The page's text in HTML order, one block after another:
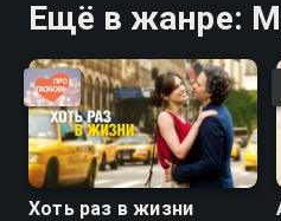
Ещё в жанре:
Хоть раз в жизни